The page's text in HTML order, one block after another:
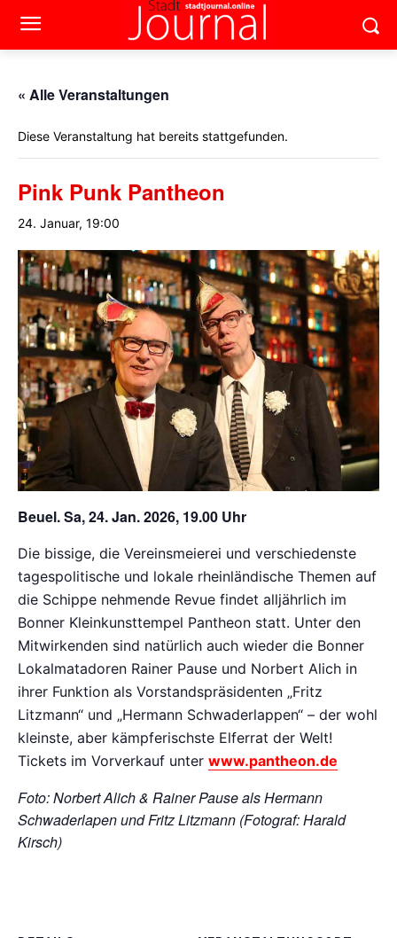
« Alle Veranstaltungen
Diese Veranstaltung hat bereits stattgefunden.
Pink Punk Pantheon
24. Januar, 19:00
Beuel. Sa, 24. Jan. 2026, 19.00 Uhr
Die bissige, die Vereinsmeierei und verschiedenste
tagespolitische und lokale rheinländische Themen auf
die Schippe nehmende Revue findet alljährlich im
Bonner Kleinkunsttempel Pantheon statt. Unter den
Mitwirkenden sind natürlich auch wieder die Bonner
Lokalmatadoren Rainer Pause und Norbert Alich in
ihrer Funktion als Vorstandspräsidenten „Fritz
Litzmann“ und „Hermann Schwaderlappen“ – der wohl
kleinste, aber kämpferischste Elferrat der Welt!
Tickets im Vorverkauf unter www.pantheon.de
Foto: Norbert Alich & Rainer Pause als Hermann
Schwaderlapen und Fritz Litzmann (Fotograf: Harald
Kirsch)